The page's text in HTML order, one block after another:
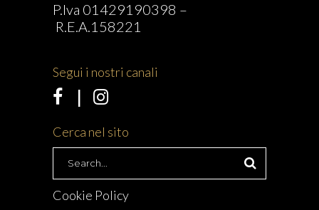
P.Iva 01429190398 –
R.E.A.158221
Segui i nostri canali
Cerca nel sito
Cookie Policy